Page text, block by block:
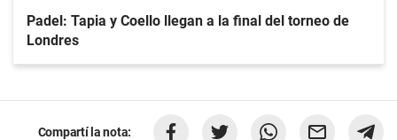
Padel: Tapia y Coello llegan a la final del torneo de
Londres
Compartí la nota: